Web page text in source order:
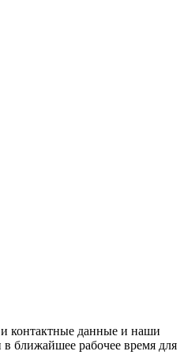
контактные данные и наши
ближайшее рабочее время для